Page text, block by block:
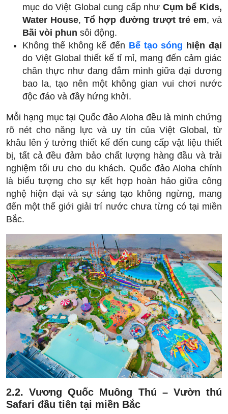
mục do Việt Global cung cấp như Cụm bể Kids,
Water House,Tổ hợp đường trượt trẻ em, và
Bãi vòi phun sôi động.
Không thể không kể đến Bể tạo sóng hiện đại
do Việt Global thiết kế tỉ mỉ, mang đến cảm giác
chân thực như đang đắm mình giữa đại dương
bao la, tạo nên một không gian vui chơi nước
độc đáo và đầy hứng khởi.
Mỗi hạng mục tại Quốc đảo Aloha đều là minh chứng
rõ nét cho năng lực và uy tín của Việt Global, từ
khâu lên ý tưởng thiết kế đến cung cấp vật liệu thiết
bị, tất cả đều đảm bảo chất lượng hàng đầu và trải
nghiệm tối ưu cho du khách. Quốc đảo Aloha chính
là biểu tượng cho sự kết hợp hoàn hảo giữa công
nghệ hiện đại và sự sáng tạo không ngừng, mang
đến một thế giới giải trí nước chưa từng có tại miền
Bắc.
2.2. Vương Quốc Muông Thú – Vườn thú
Safari đầu tiên tại miền Bắc